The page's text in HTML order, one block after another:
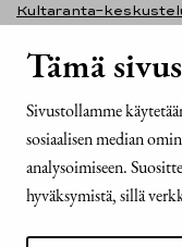
Tämä
Sivustollamme
sosiaalisen median
analysoimiseen.
hyväksymistä, sillä
Kultaranta-
Presidentti.fi-
Yhteystiedot